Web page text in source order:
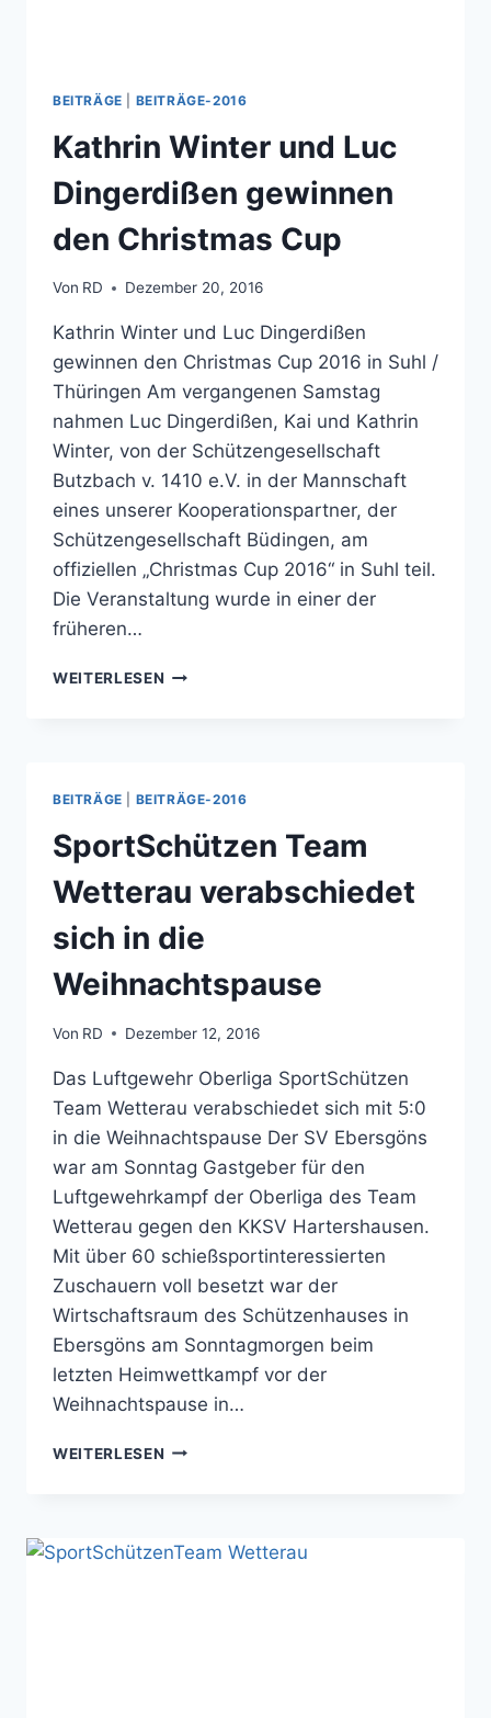
BEITRÄGE BEITRÄGE-2016
Kathrin Winter und Luc
Dingerdißen gewinnen
den Christmas Cup
Von RD Dezember 20, 2016
Kathrin Winter und Luc Dingerdißen
gewinnen den Christmas Cup 2016 in Suhl /
Thüringen Am vergangenen Samstag
nahmen Luc Dingerdißen, Kai und Kathrin
Winter, von der Schützengesellschaft
Butzbach v. 1410 e.V. in der Mannschaft
eines unserer Kooperationspartner, der
Schützengesellschaft Büdingen, am
offiziellen „Christmas Cup 2016“ in Suhl teil.
Die Veranstaltung wurde in einer der
früheren…
WEITERLESEN KATHRIN
EWINNEN D
HRISTMAS C
UP
BEITRÄGE BEITRÄGE-2016
SportSchützen Team
Wetterau verabschiedet
sich in die
Weihnachtspause
Von RD Dezember 12, 2016
Das Luftgewehr Oberliga SportSchützen
Team Wetterau verabschiedet sich mit 5:0
in die Weihnachtspause Der SV Ebersgöns
war am Sonntag Gastgeber für den
Luftgewehrkampf der Oberliga des Team
Wetterau gegen den KKSV Hartershausen.
Mit über 60 schießsportinteressierten
Zuschauern voll besetzt war der
Wirtschaftsraum des Schützenhauses in
Ebersgöns am Sonntagmorgen beim
letzten Heimwettkampf vor der
Weihnachtspause in…
WEITERLESEN SPORTSCHÜTZEN
IN